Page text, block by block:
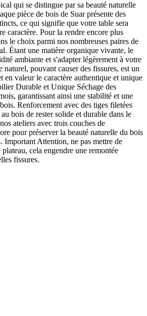
qui se distingue par sa beauté naturelle
pièce de bois de Suar présente des
ce qui signifie que votre table sera
caractère. Pour la rendre encore plus
le choix parmi nos nombreuses paires de
Étant une matière organique vivante, le
ambiante et s'adapter légèrement à votre
naturel, pouvant causer des fissures, est un
en valeur le caractère authentique et unique
Durable et Unique Séchage des
garantissant ainsi une stabilité et une
Renforcement avec des tiges filetées
bois de rester solide et durable dans le
ateliers avec trois couches de
pour préserver la beauté naturelle du bois
Important Attention, ne pas mettre de
cela engendre une remontée
fissures.